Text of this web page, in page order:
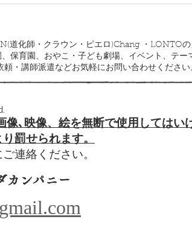
道化師・クラウン・ピエロ)Chang ・LONTO
保育園、おやこ・子ども劇場、イベント、テ
・講師派遣などお気軽にお問い合わせください
像､映像、絵を無断で使用してはい
罰せられます。
ご連絡ください。
カンパニー